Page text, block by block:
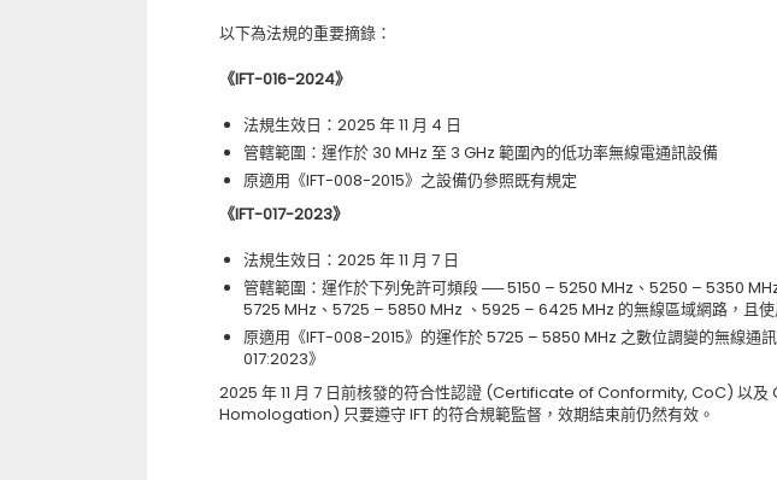
以下為法規的重要摘錄：
《IFT-016-2024》
法規生效日：2025 年 11 月 4 日
管轄範圍：運作於 30 MHz 至 3 GHz 範圍內的低功率無線電通訊設備
原適用《IFT-008-2015》之設備仍參照既有規定
《IFT-017-2023》
法規生效日：2025 年 11 月 7 日
管轄範圍：運作於下列免許可頻段 ── 5150 – 5250 MHz、5250 – 5350
5725 MHz、5725 – 5850 MHz 、5925 – 6425 MHz 的無線區域網路，且
原適用《IFT-008-2015》的運作於 5725 – 5850 MHz 之數位調變的無線通
017:2023》
2025 年 11 月 7 日前核發的符合性認證 (Certificate of Conformity, CoC) 以
Homologation) 只要遵守 IFT 的符合規範監督，效期結束前仍然有效。